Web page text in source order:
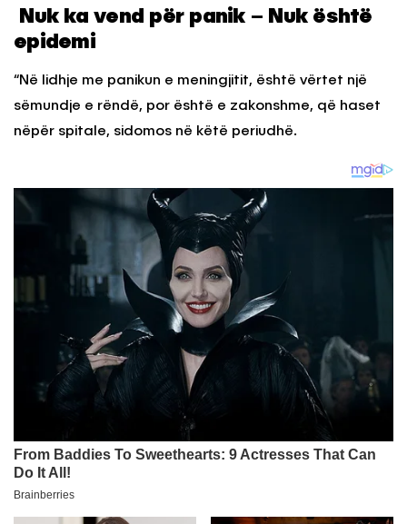
Nuk ka vend për panik – Nuk është
epidemi
“Në lidhje me panikun e meningjitit, është vërtet një
sëmundje e rëndë, por është e zakonshme, që haset
nëpër spitale, sidomos në këtë periudhë.